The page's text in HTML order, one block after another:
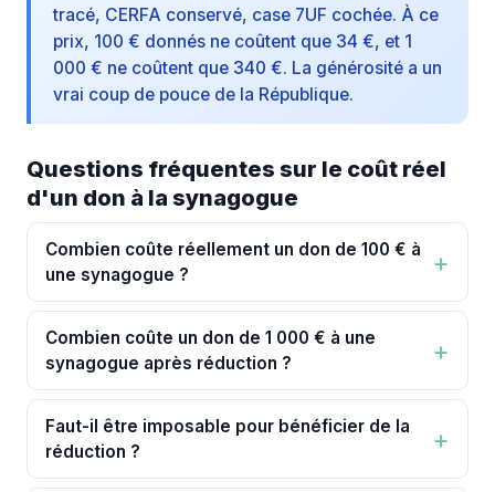
tracé, CERFA conservé, case 7UF cochée. À ce
prix, 100 € donnés ne coûtent que 34 €, et 1
000 € ne coûtent que 340 €. La générosité a un
vrai coup de pouce de la République.
Questions fréquentes sur le coût réel
d'un don à la synagogue
Combien coûte réellement un don de 100 € à
une synagogue ?
Combien coûte un don de 1 000 € à une
synagogue après réduction ?
Faut-il être imposable pour bénéficier de la
réduction ?